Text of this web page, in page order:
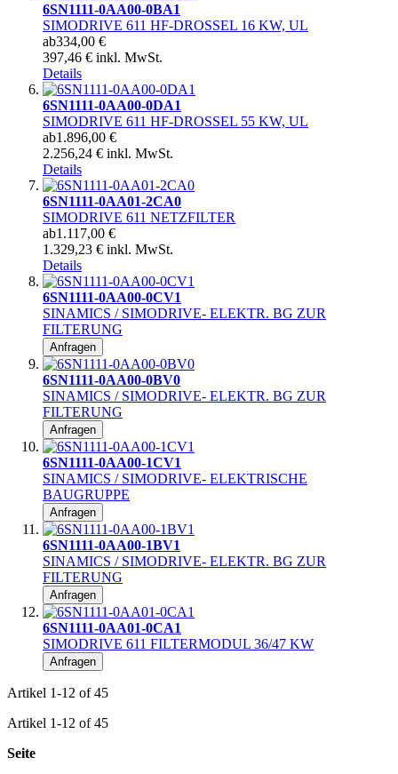
6SN1111-0AA00-0BA1
SIMODRIVE 611 HF-DROSSEL 16 KW, UL
ab334,00 €
397,46 € inkl. MwSt.
Details
6SN1111-0AA00-0DA1
SIMODRIVE 611 HF-DROSSEL 55 KW, UL
ab1.896,00 €
2.256,24 € inkl. MwSt.
Details
6SN1111-0AA01-2CA0
SIMODRIVE 611 NETZFILTER
ab1.117,00 €
1.329,23 € inkl. MwSt.
Details
6SN1111-0AA00-0CV1
SINAMICS / SIMODRIVE- ELEKTR. BG ZUR
FILTERUNG
Anfragen
6SN1111-0AA00-0BV0
SINAMICS / SIMODRIVE- ELEKTR. BG ZUR
FILTERUNG
Anfragen
6SN1111-0AA00-1CV1
SINAMICS / SIMODRIVE- ELEKTRISCHE
BAUGRUPPE
Anfragen
6SN1111-0AA00-1BV1
SINAMICS / SIMODRIVE- ELEKTR. BG ZUR
FILTERUNG
Anfragen
6SN1111-0AA01-0CA1
SIMODRIVE 611 FILTERMODUL 36/47 KW
Anfragen
Artikel 1-12 of45
Artikel 1-12 of45
Seite